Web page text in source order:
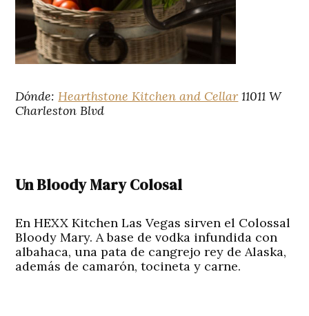
Dónde:Hearthstone Kitchen and Cellar 11011 W
Charleston Blvd
Un Bloody Mary Colosal
En HEXX Kitchen Las Vegas sirven el Colossal
Bloody Mary. A base de vodka infundida con
albahaca, una pata de cangrejo rey de Alaska,
además de camarón, tocineta y carne.